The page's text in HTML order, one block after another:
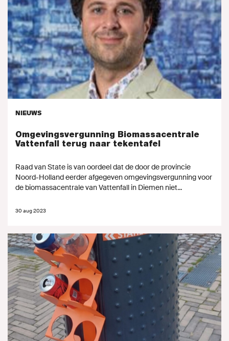
NIEUWS
Omgevingsvergunning Biomassacentrale
Vattenfall terug naar tekentafel
Raad van State is van oordeel dat de door de provincie
Noord-Holland eerder afgegeven omgevingsvergunning voor
de biomassacentrale van Vattenfall in Diemen niet...
30 aug 2023